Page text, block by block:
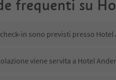
frequenti su
in sono previsti presso Hotel
viene servita a Hotel